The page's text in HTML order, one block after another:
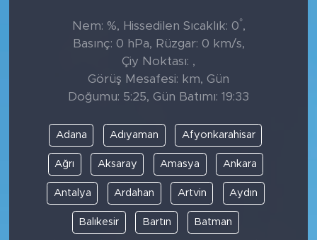
Nem: %, Hissedilen Sıcaklık: 0°,
Basınç: 0 hPa, Rüzgar: 0 km/s,
Çiy Noktası: ,
Görüş Mesafesi: km, Gün
Doğumu: 5:25, Gün Batımı: 19:33
Adana Adıyaman Afyonkarahisar
Ağrı Aksaray Amasya Ankara
Antalya Ardahan Artvin Aydın
Balıkesir Bartın Batman